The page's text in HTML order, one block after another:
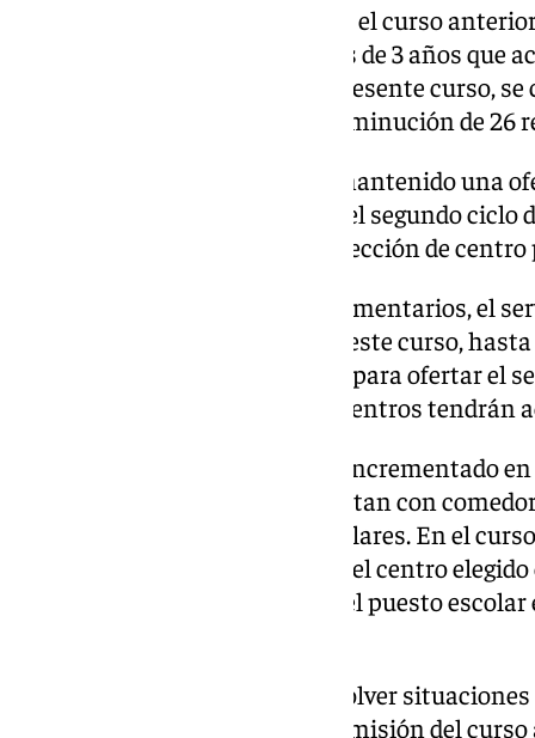
Según los datos del censo, entre el curso
descenso en el número de niños de 3 años que
colegios. En concreto, para el presente curso,
2022, lo que representa una disminución de 26
No obstante, la Consejería ha mantenido una
alumnado de nuevo ingreso en el segundo ciclo
objetivo de garantizar la libre elección de
Respecto a los servicios complementarios, el
en tres centros más respecto a este curso,
centros más están autorizados para ofertar el
alcanzar los 256 centros; y 171 centros
Desde el curso 2019/20 se han incrementado
aula matinal, en 11 los que cuentan con
actividades extraescolares escolares. En el
familias han obtenido plaza en el centro
que el 99 por ciento ha logrado el puesto
Por otro lado, el sorteo para resolver
baremo en las solicitudes de admisión del